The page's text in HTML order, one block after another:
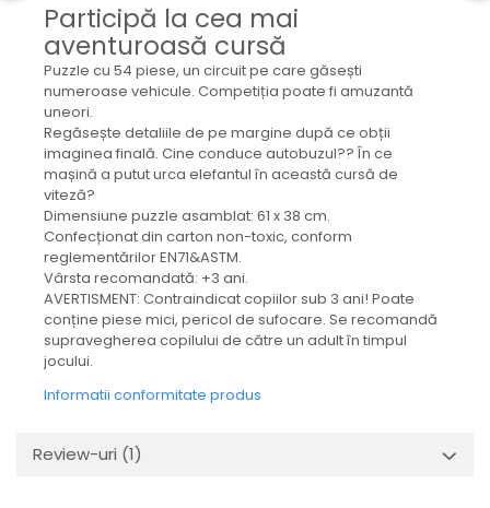
Participă la cea mai
aventuroasă cursă
Puzzle cu 54 piese, un circuit pe care găsești
numeroase vehicule. Competiția poate fi amuzantă
uneori.
Regăsește detaliile de pe margine după ce obții
imaginea finală. Cine conduce autobuzul?? În ce
mașină a putut urca elefantul în această cursă de
viteză?
Dimensiune puzzle asamblat: 61 x 38 cm.
Confecționat din carton non-toxic, conform
reglementărilor EN71&ASTM.
Vârsta recomandată: +3 ani.
AVERTISMENT: Contraindicat copiilor sub 3 ani! Poate
conține piese mici, pericol de sufocare. Se recomandă
supravegherea copilului de către un adult în timpul
jocului.
Informatii conformitate produs
Review-uri (1)